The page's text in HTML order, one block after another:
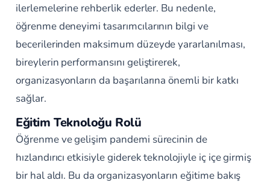
ilerlemelerine rehberlik ederler. Bu nedenle,
öğrenme deneyimi tasarımcılarının bilgi ve
becerilerinden maksimum düzeyde yararlanılması,
bireylerin performansını geliştirerek,
organizasyonların da başarılarına önemli bir katkı
sağlar.
Eğitim Teknoloğu Rolü
Öğrenme ve gelişim pandemi sürecinin de
hızlandırıcı etkisiyle giderek teknolojiyle iç içe girmiş
bir hal aldı. Bu da organizasyonların eğitime bakış